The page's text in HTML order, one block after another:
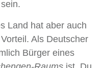
Land hat aber auch
Als Deutscher
Bürger eines